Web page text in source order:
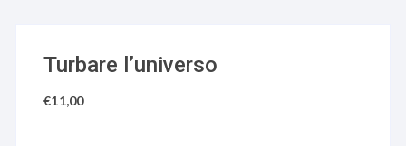
Turbare l’universo
€11,00